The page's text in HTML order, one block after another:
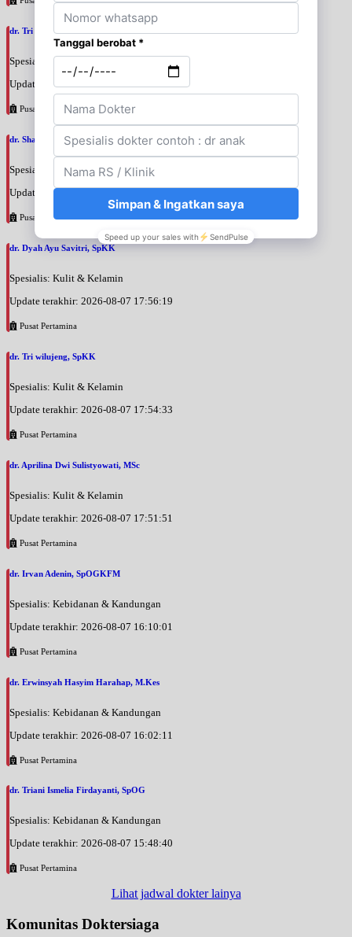
dr. Tri Wahyu Setyaningsih, SpM
Spesialis: Mata
Update terakhir: 2026-08-07 18:00:56
Pusat Pertamina
dr. Shakti Indraprasta, SpKK
Spesialis: Kulit & Kelamin
Update terakhir: 2026-08-07 17:57:56
Pusat Pertamina
dr. Dyah Ayu Savitri, SpKK
Spesialis: Kulit & Kelamin
Update terakhir: 2026-08-07 17:56:19
Pusat Pertamina
dr. Tri wilujeng, SpKK
Spesialis: Kulit & Kelamin
Update terakhir: 2026-08-07 17:54:33
Pusat Pertamina
dr. Aprilina Dwi Sulistyowati, MSc
Spesialis: Kulit & Kelamin
Update terakhir: 2026-08-07 17:51:51
Pusat Pertamina
dr. Irvan Adenin, SpOGKFM
Spesialis: Kebidanan & Kandungan
Update terakhir: 2026-08-07 16:10:01
Pusat Pertamina
dr. Erwinsyah Hasyim Harahap, M.Kes
Spesialis: Kebidanan & Kandungan
Update terakhir: 2026-08-07 16:02:11
Pusat Pertamina
dr. Triani Ismelia Firdayanti, SpOG
Spesialis: Kebidanan & Kandungan
Update terakhir: 2026-08-07 15:48:40
Pusat Pertamina
Lihat jadwal dokter lainya
Komunitas Doktersiaga